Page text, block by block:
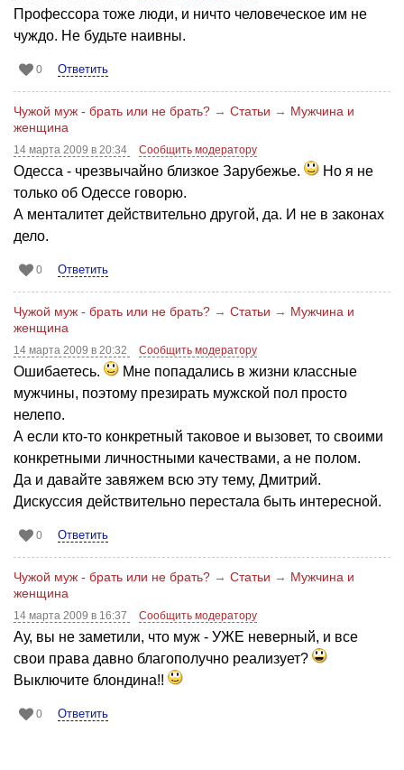
Профессора тоже люди, и ничто человеческое им не
чуждо. Не будьте наивны.
0 Ответить
Чужой муж - брать или не брать? → Статьи → Мужчина и
женщина
14 марта 2009 в 20:34 Сообщить модератору
Одесса - чрезвычайно близкое Зарубежье.
Но я не
только об Одессе говорю.
А менталитет действительно другой, да. И не в законах
дело.
0 Ответить
Чужой муж - брать или не брать? → Статьи → Мужчина и
женщина
14 марта 2009 в 20:32 Сообщить модератору
Ошибаетесь.
Мне попадались в жизни классные
мужчины, поэтому презирать мужской пол просто
нелепо.
А если кто-то конкретный таковое и вызовет, то своими
конкретными личностными качествами, а не полом.
Да и давайте завяжем всю эту тему, Дмитрий.
Дискуссия действительно перестала быть интересной.
0 Ответить
Чужой муж - брать или не брать? → Статьи → Мужчина и
женщина
14 марта 2009 в 16:37 Сообщить модератору
Ау, вы не заметили, что муж - УЖЕ неверный, и все
свои права давно благополучно реализует?
Выключите блондина!!
0 Ответить